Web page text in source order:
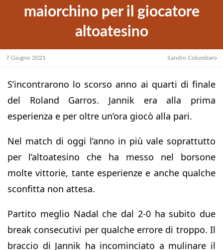
maiorchino per il giocatore
altoatesino
7 Giugno 2021 Sandro Columbaro
S’incontrarono lo scorso anno ai quarti di finale
del Roland Garros. Jannik era alla prima
esperienza e per oltre un’ora giocò alla pari.
Nel match di oggi l’anno in più vale soprattutto
per l’altoatesino che ha messo nel borsone
molte vittorie, tante esperienze e anche qualche
sconfitta non attesa.
Partito meglio Nadal che dal 2-0 ha subito due
break consecutivi per qualche errore di troppo. Il
braccio di Jannik ha incominciato a mulinare il